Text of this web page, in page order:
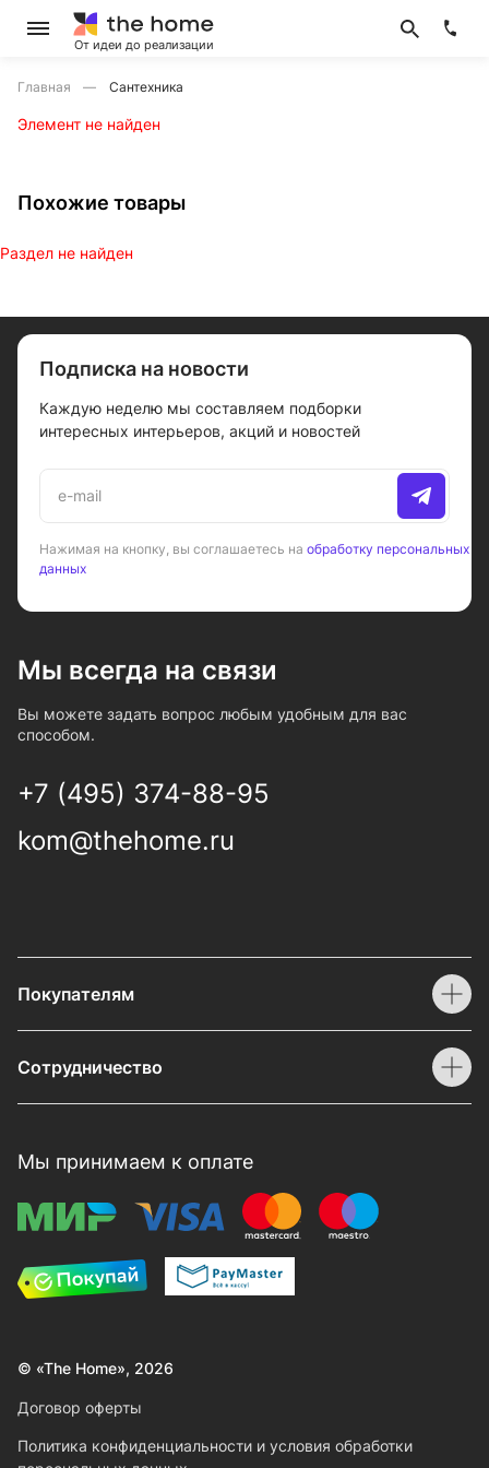
От идеи до реализации
Главная Сантехника
Элемент не найден
Похожие товары
Раздел не найден
Подписка на новости
Каждую неделю мы составляем подборки
интересных интерьеров, акций и новостей
Нажимая на кнопку, вы соглашаетесь на обработку персональных
данных
Мы всегда на связи
Вы можете задать вопрос любым удобным для вас
способом.
+7 (495) 374-88-95
kom@thehome.ru
Покупателям
Сотрудничество
Мы принимаем к оплате
© «The Home», 2026
Договор оферты
Политика конфиденциальности и условия обработки